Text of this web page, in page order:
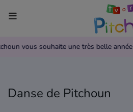
vous souhaite une très belle année
Accueil
Danse de Pitchoun